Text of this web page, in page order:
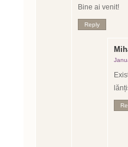
Bine ai venit!
Reply